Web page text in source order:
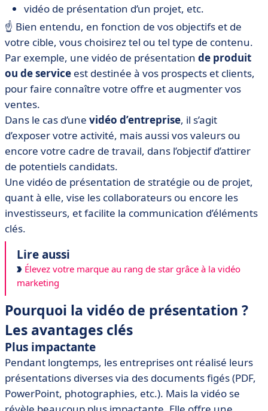
vidéo de présentation d’un projet, etc.
☝️ Bien entendu, en fonction de vos objectifs et de
votre cible, vous choisirez tel ou tel type de contenu.
Par exemple, une vidéo de présentation de produit
ou de service est destinée à vos prospects et clients,
pour faire connaître votre offre et augmenter vos
ventes.
Dans le cas d’une vidéo d’entreprise, il s’agit
d’exposer votre activité, mais aussi vos valeurs ou
encore votre cadre de travail, dans l’objectif d’attirer
de potentiels candidats.
Une vidéo de présentation de stratégie ou de projet,
quant à elle, vise les collaborateurs ou encore les
investisseurs, et facilite la communication d’éléments
clés.
Lire aussi
Élevez votre marque au rang de star grâce à la vidéo
marketing
Pourquoi la vidéo de présentation ?
Les avantages clés
Plus impactante
Pendant longtemps, les entreprises ont réalisé leurs
présentations diverses via des documents figés (PDF,
PowerPoint, photographies, etc.). Mais la vidéo se